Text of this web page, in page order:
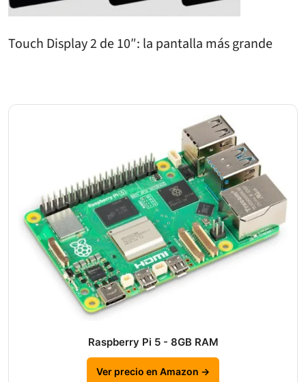
Touch Display 2 de 10″: la pantalla más grande
Raspberry Pi 5 - 8GB RAM
Ver precio en Amazon →